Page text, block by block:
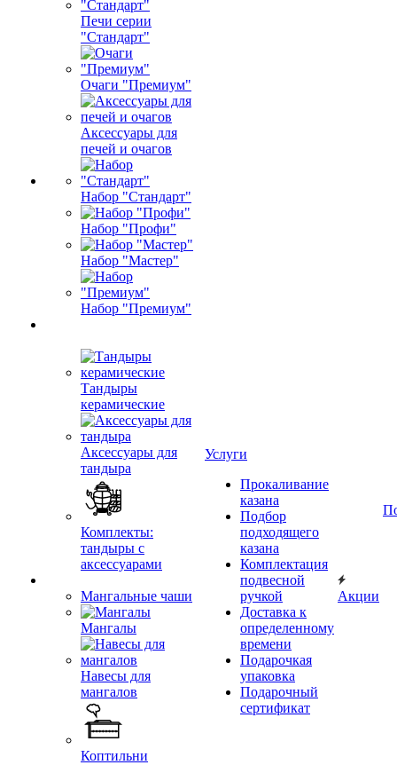
Печи серии
"Стандарт"
Очаги "Премиум"
Аксессуары для
печей и очагов
Набор "Стандарт"
Набор "Профи"
Набор "Мастер"
Набор "Премиум"
Тандыры
керамические
Аксессуары для
тандыра
Комплекты:
тандыры с
аксессуарами
Мангальные чаши
Мангалы
Навесы для
мангалов
Коптильни
Услуги
Прокаливание
казана
Подбор
подходящего
казана
Комплектация
подвесной
ручкой
Доставка к
определенному
времени
Подарочкая
упаковка
Подарочный
сертификат
Акции